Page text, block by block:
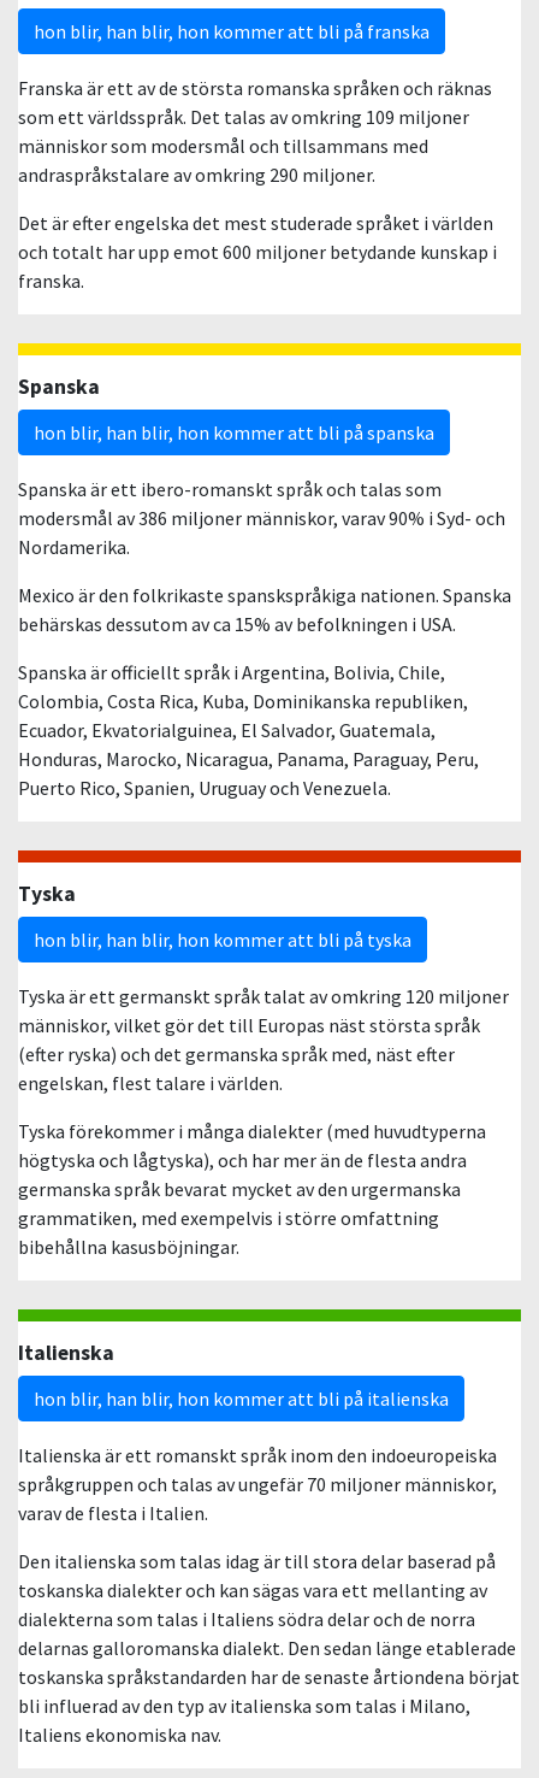
hon blir, han blir, hon kommer att bli på franska
Franska är ett av de största romanska språken och räknas
som ett världsspråk. Det talas av omkring 109 miljoner
människor som modersmål och tillsammans med
andraspråkstalare av omkring 290 miljoner.
Det är efter engelska det mest studerade språket i världen
och totalt har upp emot 600 miljoner betydande kunskap i
franska.
Spanska
hon blir, han blir, hon kommer att bli på spanska
Spanska är ett ibero-romanskt språk och talas som
modersmål av 386 miljoner människor, varav 90% i Syd- och
Nordamerika.
Mexico är den folkrikaste spanskspråkiga nationen. Spanska
behärskas dessutom av ca 15% av befolkningen i USA.
Spanska är officiellt språk i Argentina, Bolivia, Chile,
Colombia, Costa Rica, Kuba, Dominikanska republiken,
Ecuador, Ekvatorialguinea, El Salvador, Guatemala,
Honduras, Marocko, Nicaragua, Panama, Paraguay, Peru,
Puerto Rico, Spanien, Uruguay och Venezuela.
Tyska
hon blir, han blir, hon kommer att bli på tyska
Tyska är ett germanskt språk talat av omkring 120 miljoner
människor, vilket gör det till Europas näst största språk
(efter ryska) och det germanska språk med, näst efter
engelskan, flest talare i världen.
Tyska förekommer i många dialekter (med huvudtyperna
högtyska och lågtyska), och har mer än de flesta andra
germanska språk bevarat mycket av den urgermanska
grammatiken, med exempelvis i större omfattning
bibehållna kasusböjningar.
Italienska
hon blir, han blir, hon kommer att bli på italienska
Italienska är ett romanskt språk inom den indoeuropeiska
språkgruppen och talas av ungefär 70 miljoner människor,
varav de flesta i Italien.
Den italienska som talas idag är till stora delar baserad på
toskanska dialekter och kan sägas vara ett mellanting av
dialekterna som talas i Italiens södra delar och de norra
delarnas galloromanska dialekt. Den sedan länge etablerade
toskanska språkstandarden har de senaste årtiondena börjat
bli influerad av den typ av italienska som talas i Milano,
Italiens ekonomiska nav.